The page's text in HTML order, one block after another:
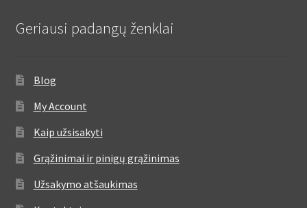
Geriausi padangų ženklai
Blog
My Account
Kaip užsisakyti
Grąžinimai ir pinigų grąžinimas
Užsakymo atšaukimas